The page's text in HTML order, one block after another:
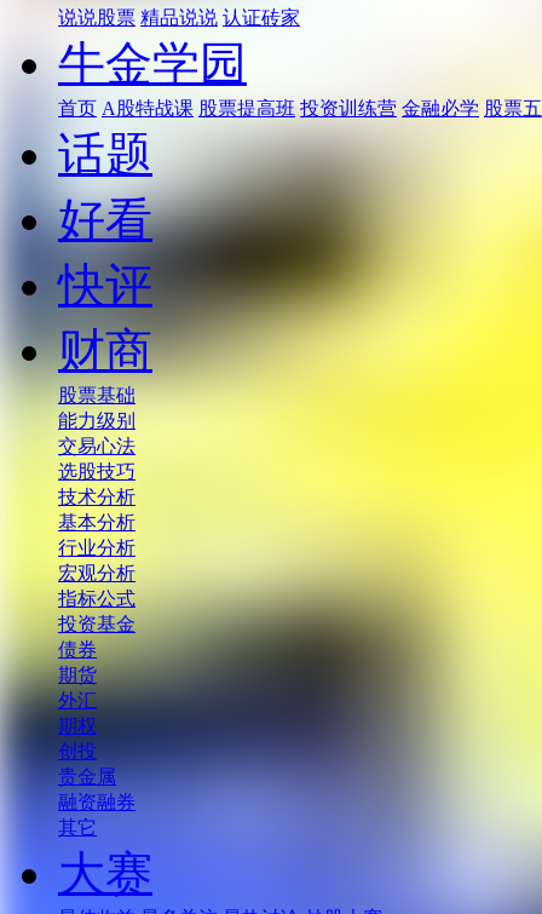
说说股票 精品说说 认证砖家
牛金学园
首页 A股特战课 股票提高班 投资训练营 金融必学 股票
话题
好看
快评
财商
股票基础
能力级别
交易心法
选股技巧
技术分析
基本分析
行业分析
宏观分析
指标公式
投资基金
债券
期货
外汇
期权
创投
贵金属
融资融券
其它
大赛